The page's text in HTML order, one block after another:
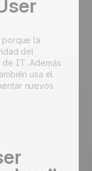
porque la
del
de IT. Además
usa el
nuevos